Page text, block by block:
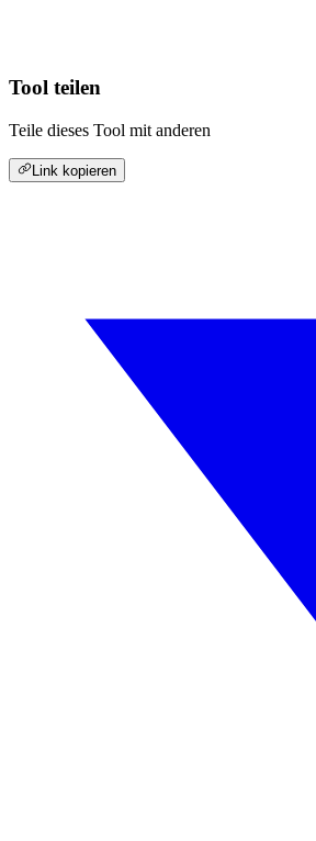
Tool teilen
Teile dieses Tool mit anderen
Link kopieren